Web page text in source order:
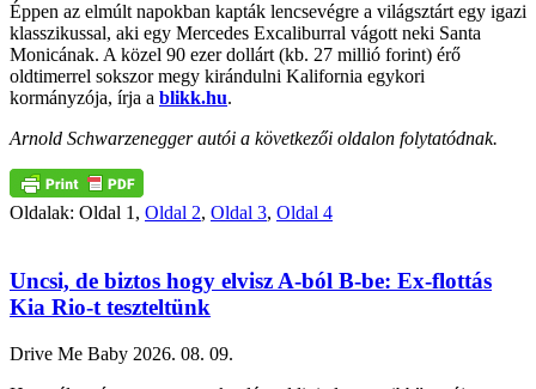
Éppen az elmúlt napokban kapták lencsevégre a világsztárt egy igazi
klasszikussal, aki egy Mercedes Excaliburral vágott neki Santa
Monicának. A közel 90 ezer dollárt (kb. 27 millió forint) érő
oldtimerrel sokszor megy kirándulni Kalifornia egykori
kormányzója, írja a blikk.hu.
Arnold Schwarzenegger autói a következői oldalon folytatódnak.
Oldalak: Oldal 1 , Oldal 2, Oldal 3, Oldal 4
Uncsi, de biztos hogy elvisz A-ból B-be: Ex-flottás
Kia Rio-t teszteltünk
Drive Me Baby 2026. 08. 09.